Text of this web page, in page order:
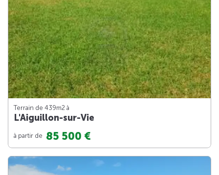
Terrain de 439m2 à
L'Aiguillon-sur-Vie
à partir de 85 500 €